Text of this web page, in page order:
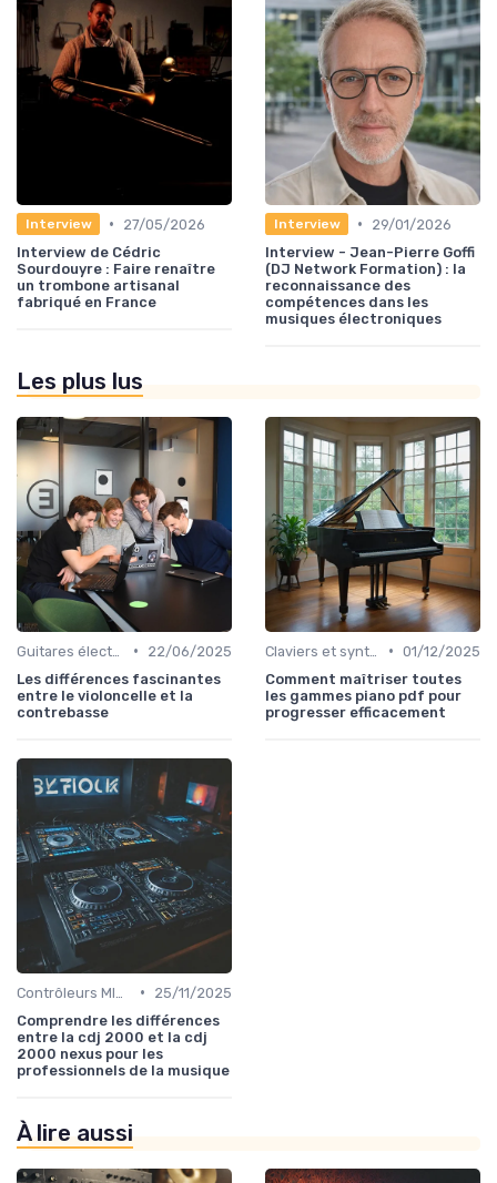
Interview •
27/05/2026
Interview de Cédric
Sourdouyre : Faire renaître
un trombone artisanal
fabriqué en France
Interview •
29/01/2026
Interview - Jean-Pierre Goffi
(DJ Network Formation) : la
reconnaissance des
compétences dans les
musiques électroniques
Les plus lus
•
22/06/2025
Les différences fascinantes
entre le violoncelle et la
contrebasse
• 01/12/2025
Comment maîtriser toutes
les gammes piano pdf pour
progresser efficacement
•
25/11/2025
Comprendre les différences
entre la cdj 2000 et la cdj
2000 nexus pour les
professionnels de la musique
À lire aussi